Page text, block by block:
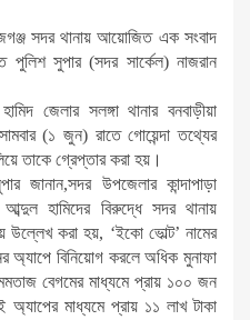
সদর থানায় আয়োজিত এক সংবাদ
সুপার (সদর সার্কেল) নাজরান
জেলার সলঙ্গা থানার বনবাড়ীয়া
(১ জুন) রাতে গোয়েন্দা তথ্যের
তাকে গ্রেপ্তার করা হয়।
জানান,সদর উপজেলার কান্দাপাড়া
হামিদের বিরুদ্ধে সদর থানায়
উল্লেখ করা হয়, ‘ইকো ভোল্ট’ নামের
অ্যাপে বিনিয়োগ করলে অধিক মুনাফা
বেগমের মাধ্যমে প্রায় ১০০ জন
মাধ্যমে প্রায় ১১ লাখ টাকা